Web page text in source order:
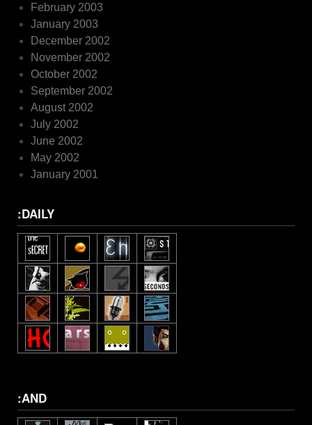
February 2003
January 2003
December 2002
November 2002
October 2002
September 2002
August 2002
July 2002
June 2002
May 2002
January 2001
:DAILY
:AND